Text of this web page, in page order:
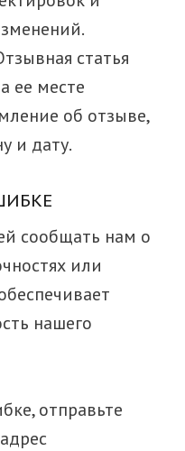
статья
ее месте
об отзыве,
и дату.
сообщать нам о
или
нашего
отправьте